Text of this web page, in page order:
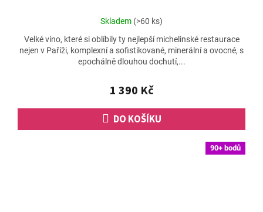
Průměrné
produktu
je
5,0
5
hvězdiček.
Skladem (>60 ks)
1 390 Kč
DO KOŠÍKU
Velké víno, které si oblíbily ty nejlepší michelinské restaurace
nejen v Paříži, komplexní a sofistikované, minerální a ovocné, s
epochálně dlouhou dochutí,...
90+ bodů